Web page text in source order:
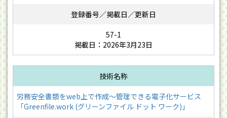
57-1
掲載日：2026年3月23日
労務安全書類をweb上で作成〜管理できる電子化サービス
「Greenfile.work (グリーンファイル ドット ワーク)」